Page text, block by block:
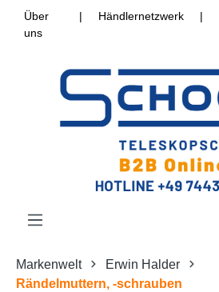
Über
uns
| Händlernetzwerk |
Markenwelt
Erwin Halder
Rändelmuttern, -schrauben